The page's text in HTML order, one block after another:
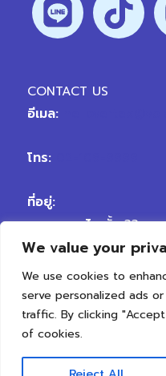
We value your
We use cookies to
serve personalized ads
traffic. By clicking
of cookies.
CONTACT US
อีเมล:
โทร:
ที่อยู่:
สาขา พญาไทชั้น 33 อาค
พญาไท) ถนนพญาไท เขต
10400
สาขา เจริญนครถนนเจริ
50 แขวงสำเหร่ เขตธนบุ